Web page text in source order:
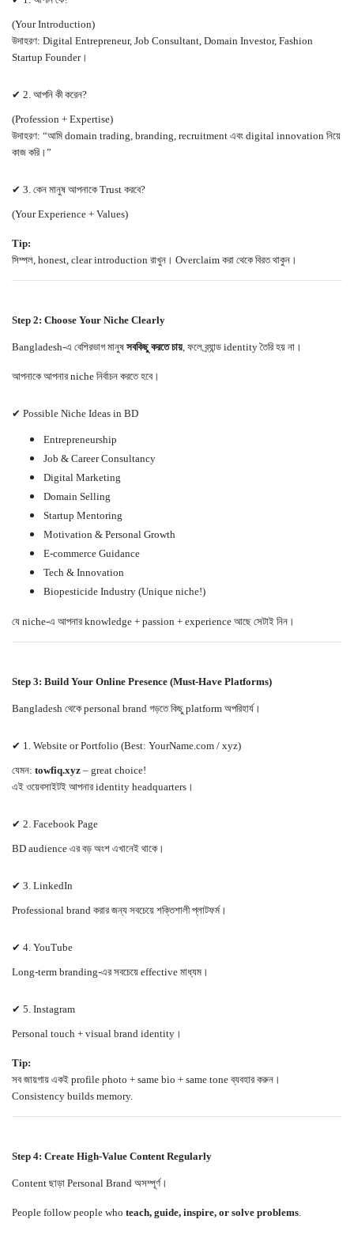
(Your Introduction)
উদাহরণ: Digital Entrepreneur, Job Consultant, Domain Investor, Fashion
Startup Founder।
✔ 2. আপনি কী করেন?
(Profession + Expertise)
উদাহরণ: “আমি domain trading, branding, recruitment এবং digital innovation নিয়ে
কাজ করি।”
✔ 3. কেন মানুষ আপনাকে Trust করবে?
(Your Experience + Values)
Tip:
সিম্পল, honest, clear introduction রাখুন। Overclaim করা থেকে বিরত থাকুন।
Step 2: Choose Your Niche Clearly
Bangladesh-এ বেশিরভাগ মানুষ সবকিছু করতে চায়, ফলে ব্র্যান্ড identity তৈরি হয় না।
আপনাকে আপনার niche নির্বাচন করতে হবে।
✔ Possible Niche Ideas in BD
Entrepreneurship
Job & Career Consultancy
Digital Marketing
Domain Selling
Startup Mentoring
Motivation & Personal Growth
E-commerce Guidance
Tech & Innovation
Biopesticide Industry (Unique niche!)
যে niche-এ আপনার knowledge + passion + experience আছে সেটাই নিন।
Step 3: Build Your Online Presence (Must-Have Platforms)
Bangladesh থেকে personal brand গড়তে কিছু platform অপরিহার্য।
✔ 1. Website or Portfolio (Best: YourName.com / xyz)
যেমন: towfiq.xyz – great choice!
এই ওয়েবসাইটই আপনার identity headquarters।
✔ 2. Facebook Page
BD audience এর বড় অংশ এখানেই থাকে।
✔ 3. LinkedIn
Professional brand করার জন্য সবচেয়ে শক্তিশালী প্লাটফর্ম।
✔ 4. YouTube
Long-term branding-এর সবচেয়ে effective মাধ্যম।
✔ 5. Instagram
Personal touch + visual brand identity।
Tip:
সব জায়গায় একই profile photo + same bio + same tone ব্যবহার করুন।
Consistency builds memory.
Step 4: Create High-Value Content Regularly
Content ছাড়া Personal Brand অসম্পূর্ণ।
People follow people who teach, guide, inspire, or solve problems.